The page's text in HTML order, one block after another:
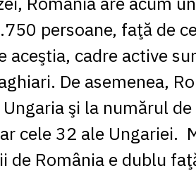
persoane, faţă de
aceştia, cadre active
De asemenea,
şi la numărul
cele 32 ale Ungariei.
de România e dublu